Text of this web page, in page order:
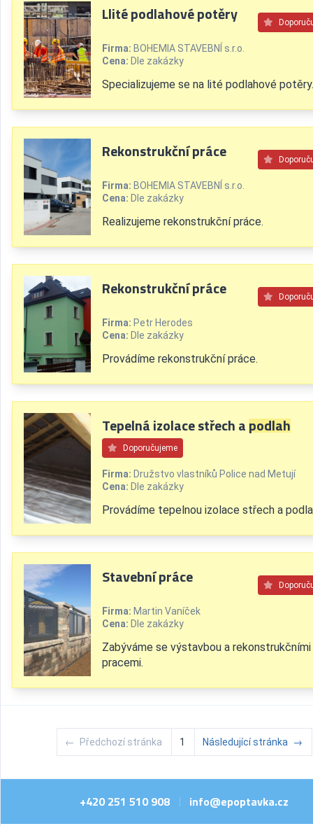
Llité podlahové potěry
Firma: BOHEMIA STAVEBNÍ s.r.o.
Cena: Dle zakázky
Specializujeme se na lité podlahové potěry.
Rekonstrukční práce
Firma: BOHEMIA STAVEBNÍ s.r.o.
Cena: Dle zakázky
Realizujeme rekonstrukční práce.
Rekonstrukční práce
Firma: Petr Herodes
Cena: Dle zakázky
Provádíme rekonstrukční práce.
Tepelná izolace střech apodlah
Doporučujeme
Firma: Družstvo vlastníků Police nad Metují
Cena: Dle zakázky
Provádíme tepelnou izolace střech a
Stavební práce
Firma: Martin Vaníček
Cena: Dle zakázky
Zabýváme se výstavbou a rekonstrukčními
pracemi.
← Předchozí stránka 1 Následující stránka →
+420 251 510 908 | info@epoptavka.cz